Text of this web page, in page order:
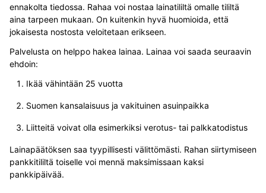
ennakolta tiedossa. Rahaa voi nostaa lainatililtä omalle tililtä
aina tarpeen mukaan. On kuitenkin hyvä huomioida, että
jokaisesta nostosta veloitetaan erikseen.
Palvelusta on helppo hakea lainaa. Lainaa voi saada seuraavin
ehdoin:
Ikää vähintään 25 vuotta
Suomen kansalaisuus ja vakituinen asuinpaikka
Liitteitä voivat olla esimerkiksi verotus- tai palkkatodistus
Lainapäätöksen saa tyypillisesti välittömästi. Rahan siirtymiseen
pankkitililtä toiselle voi mennä maksimissaan kaksi
pankkipäivää.